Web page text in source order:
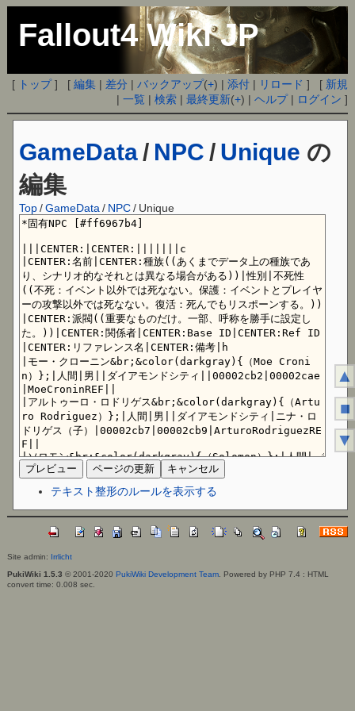
Fallout4 Wiki JP
[ トップ] [編集 | 差分 |バックアップ(+) |添付 | リロード ] [ 新規
|一覧 |検索 |最終更新(+) |ヘルプ| ログイン ]
GameData / NPC / Unique の
編集
Top /GameData / NPC/ Unique
テキスト整形のルールを表示する
Site admin: Irrlicht
PukiWiki 1.5.3 © 2001-2020 PukiWiki Development Team. Powered by PHP 7.4 : HTML
convert time: 0.008 sec.
▲
■
▼